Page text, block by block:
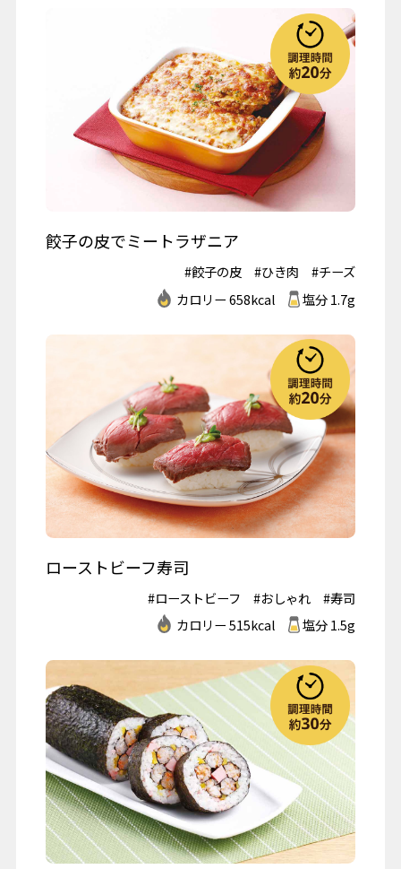
餃子の皮でミートラザニア
#餃子の皮 #ひき肉
#チーズ
カロリー 658kcal
塩分 1.7g
ローストビーフ寿司
#ローストビーフ #おしゃれ
#寿司
カロリー 515kcal
塩分 1.5g